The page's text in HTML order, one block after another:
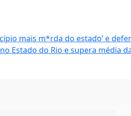
mais m*rda do estado’ e
Estado do Rio e supera média